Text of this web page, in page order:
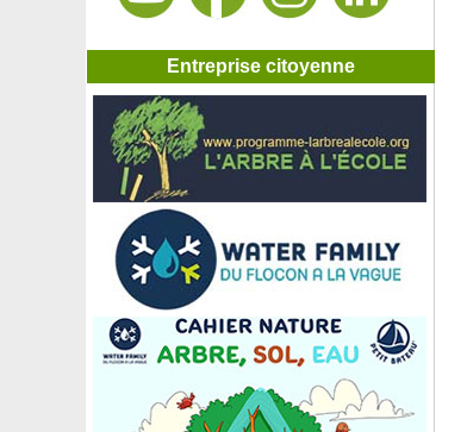
Heuchère 'Berry smoothie'
Heuchère 'Caramel'
Heuchère 'Citronnelle'
Heuchère 'Golden Zebra'
Heuchère 'Marmalade'
Heuchère 'Melting Fire'
Heuchère 'Midnight rose'
Heuchère 'Pluie de feu'
Heuchère 'Plum royale'
Heuchère 'Stoplight'
Hibiscus Blanc
Hibiscus Blanc à Coeur rouge
Hibiscus bleu
Hibiscus 'Hamabo'
Hoheria 'Stardust'
Hortensia 'Adria'
Entreprise citoyenne